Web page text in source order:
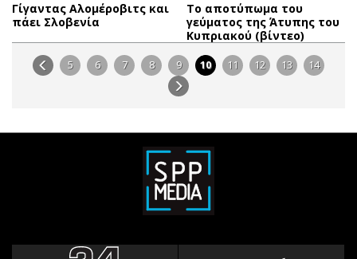
Γίγαντας Αλομέροβιτς και
πάει Σλοβενία
Το αποτύπωμα του
γεύματος της Άτυπης του
Κυπριακού (βίντεο)
5 6 7 8 9 10 11 12 13 14